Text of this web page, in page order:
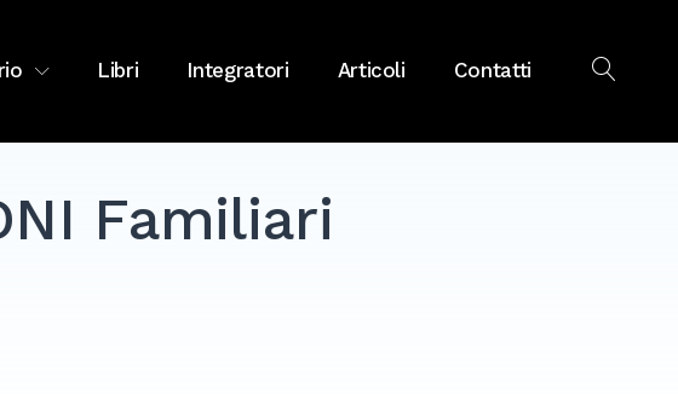
Libri Integratori Articoli Contatti
Familiari